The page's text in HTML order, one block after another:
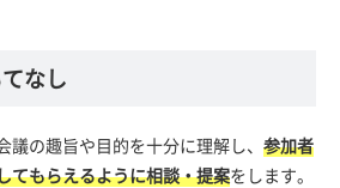
なし
の趣旨や目的を十分に理解し、 参加者
てもらえるように相談・提案をします。